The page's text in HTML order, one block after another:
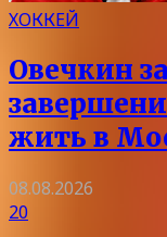
ХОККЕЙ
Овечкин
жить в
08.08.2026
20